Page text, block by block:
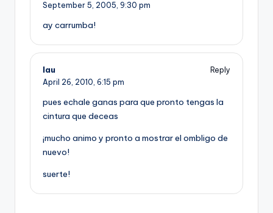
September 5, 2005, 9:30 pm
ay carrumba!
lau
Reply
April 26, 2010, 6:15 pm
pues echale ganas para que pronto tengas la
cintura que deceas
¡mucho animo y pronto a mostrar el ombligo de
nuevo!
suerte!